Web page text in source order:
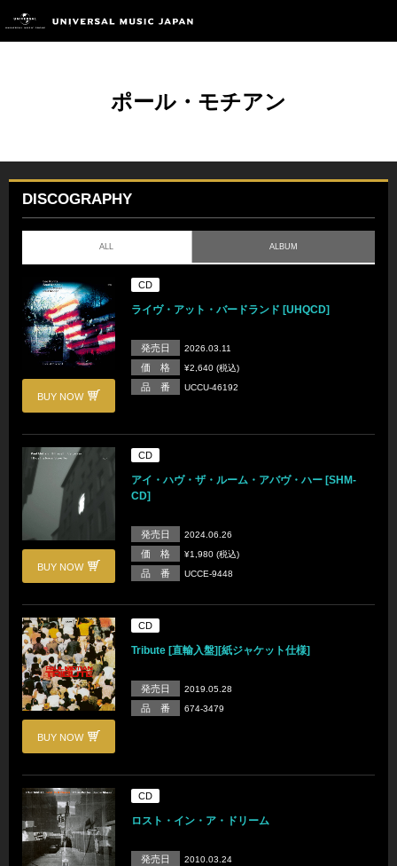
ポール・モチアン
DISCOGRAPHY
ALL ALBUM
BUY NOW
CD
ライヴ・アット・バードランド [UHQCD]
発売日 2026.03.11
価 格 ¥2,640 (税込)
品 番 UCCU-46192
BUY NOW
CD
アイ・ハヴ・ザ・ルーム・アバヴ・ハー [SHM-
CD]
発売日 2024.06.26
価 格 ¥1,980 (税込)
品 番 UCCE-9448
BUY NOW
CD
Tribute [直輸入盤][紙ジャケット仕様]
発売日 2019.05.28
品 番 674-3479
CD
ロスト・イン・ア・ドリーム
発売日 2010.03.24